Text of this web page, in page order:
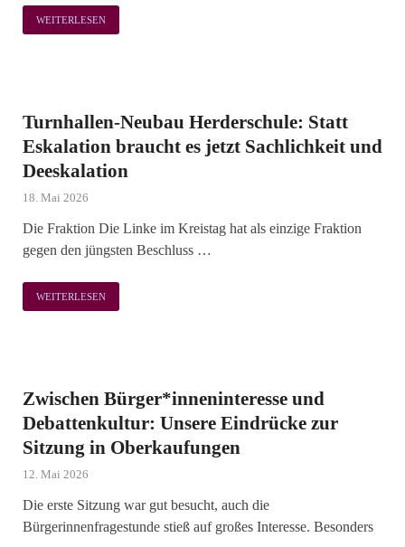
WEITERLESEN
Turnhallen-Neubau Herderschule: Statt
Eskalation braucht es jetzt Sachlichkeit und
Deeskalation
18. Mai 2026
Die Fraktion Die Linke im Kreistag hat als einzige Fraktion
gegen den jüngsten Beschluss …
WEITERLESEN
Zwischen Bürger*inneninteresse und
Debattenkultur: Unsere Eindrücke zur
Sitzung in Oberkaufungen
12. Mai 2026
Die erste Sitzung war gut besucht, auch die
Bürgerinnenfragestunde stieß auf großes Interesse. Besonders